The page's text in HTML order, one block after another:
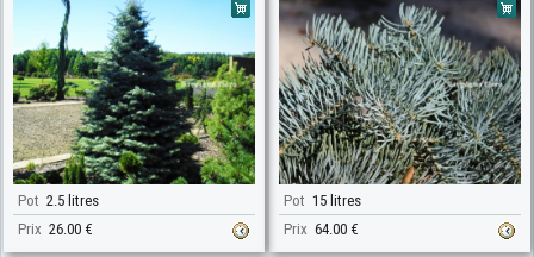
Pot 2.5 litres
Prix 26.00 €
Pot 15 litres
Prix 64.00 €